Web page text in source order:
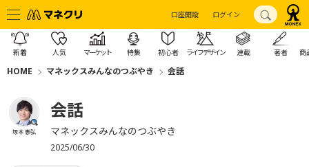
口座開設 ログイン
新着 人気 マーケット 特集 初心者 ライフデザイン 連載 著者 商
HOME マネックスみんなのつぶやき 会話
塚本 憲弘
会話
マネックスみんなのつぶやき
2025/06/30